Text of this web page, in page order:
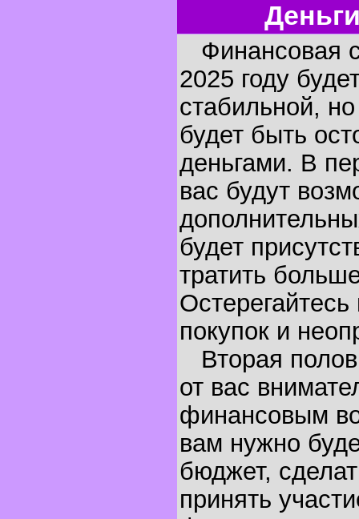
Финансовая
2025 году
стабильной,
будет быть
деньгами. В
вас будут
будет
тратить
покупок и
Вторая
от вас
финансовым
вам нужно
бюджет,
принять